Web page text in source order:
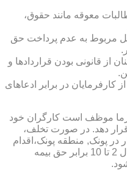
معوقه مانند حقوق،
مربوط به عدم پرداخت حق
از قانونی بودن قراردادها و
کارفرمایان در برابر ادعاهای
کار، کارفرما موظف است کارگران خود
دهد. در صورت تخلف،
در پونک, منطقه پونک،اقدام
به شکایت کند و حتی جریمه ای معادل 2 تا 10 برابر حق بیمه